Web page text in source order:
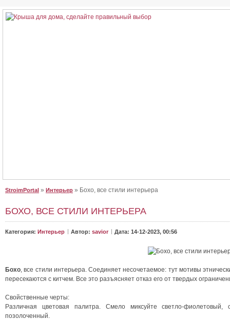
StroimPortal » Интерьер » Бохо, все стили интерьера
БОХО, ВСЕ СТИЛИ ИНТЕРЬЕРА
Категория: Интерьер Автор: savior Дата: 14-12-2023, 00:56
Бохо, все стили интерьера. Соединяет несочетаемое: тут мотивы
пересекаются с китчем. Все это разъясняет отказ его от твердых
Свойственные черты:
Различная цветовая палитра. Смело миксуйте светло-
позолоченный.